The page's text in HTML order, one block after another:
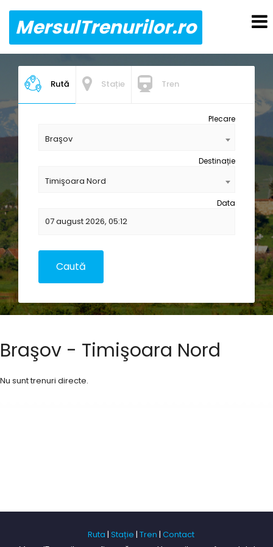
MersulTrenurilor.ro
Rută Stație Tren
Plecare
Braşov
Destinație
Timişoara Nord
Data
Braşov - Timişoara Nord
Nu sunt trenuri directe.
Ruta | Stație | Tren | Contact